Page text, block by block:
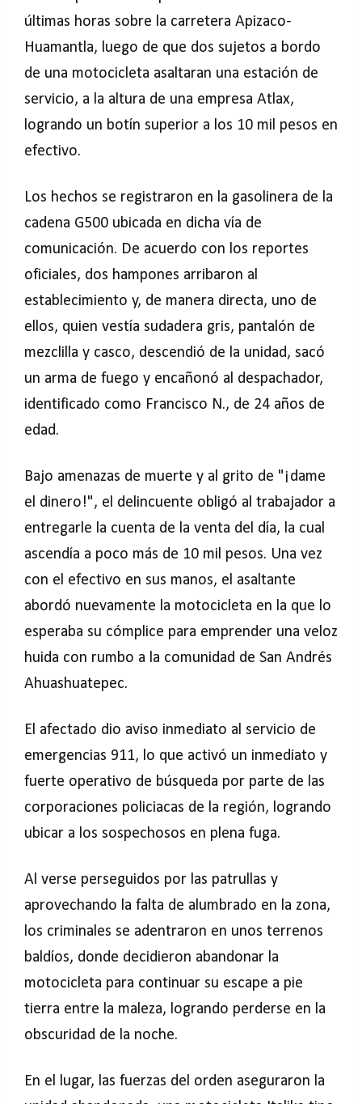
últimas horas sobre la carretera Apizaco-
Huamantla, luego de que dos sujetos a bordo
de una motocicleta asaltaran una estación de
servicio, a la altura de una empresa Atlax,
logrando un botín superior a los 10 mil pesos en
efectivo.
Los hechos se registraron en la gasolinera de la
cadena G500 ubicada en dicha vía de
comunicación. De acuerdo con los reportes
oficiales, dos hampones arribaron al
establecimiento y, de manera directa, uno de
ellos, quien vestía sudadera gris, pantalón de
mezclilla y casco, descendió de la unidad, sacó
un arma de fuego y encañonó al despachador,
identificado como Francisco N., de 24 años de
edad.
Bajo amenazas de muerte y al grito de "¡dame
el dinero!", el delincuente obligó al trabajador a
entregarle la cuenta de la venta del día, la cual
ascendía a poco más de 10 mil pesos. Una vez
con el efectivo en sus manos, el asaltante
abordó nuevamente la motocicleta en la que lo
esperaba su cómplice para emprender una veloz
huida con rumbo a la comunidad de San Andrés
Ahuashuatepec.
El afectado dio aviso inmediato al servicio de
emergencias 911, lo que activó un inmediato y
fuerte operativo de búsqueda por parte de las
corporaciones policiacas de la región, logrando
ubicar a los sospechosos en plena fuga.
Al verse perseguidos por las patrullas y
aprovechando la falta de alumbrado en la zona,
los criminales se adentraron en unos terrenos
baldíos, donde decidieron abandonar la
motocicleta para continuar su escape a pie
tierra entre la maleza, logrando perderse en la
obscuridad de la noche.
En el lugar, las fuerzas del orden aseguraron la